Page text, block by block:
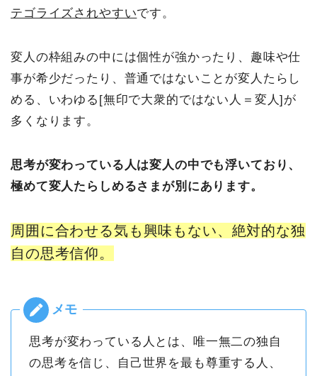
テゴライズされやすいです。
変人の枠組みの中には個性が強かったり、趣味や仕
事が希少だったり、普通ではないことが変人たらし
める、いわゆる[無印で大衆的ではない人＝変人]が
多くなります。
思考が変わっている人は変人の中でも浮いており、
極めて変人たらしめるさまが別にあります。
周囲に合わせる気も興味もない、絶対的な独
自の思考信仰。
思考が変わっている人とは、唯一無二の独自
の思考を信じ、自己世界を最も尊重する人、